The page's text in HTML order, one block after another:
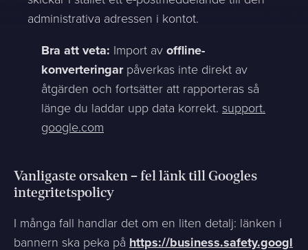
administrativa adressen i kontot.
Bra att veta: Import avoffline-
konverteringarpåverkas inte direkt av
åtgärden och fortsätter att rapporteras så
länge du laddar upp data korrekt. support.
google.com
Vanligaste orsaken – fel länk till Googles
integritetspolicy
I många fall handlar det om en liten detalj: länken i
bannern ska peka på https://business.safety.googl